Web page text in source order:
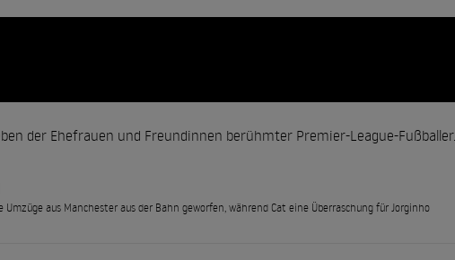
der Ehefrauen und Freundinnen berühmter Premier-League-Fußballer.
aus Manchester aus der Bahn geworfen, während Cat eine Überraschung für Jorginho